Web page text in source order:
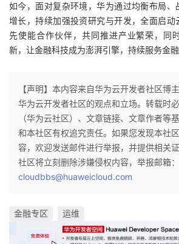
如今，面对复杂环境，华为通过均衡布局、
增长，持续加强投资研究与开发，全面启动
先使能合作伙伴，共同推进产业繁荣，同
新，让金融科技成为澎湃引擎，持续服务金融
【声明】本内容来自华为云开发者社区博
华为云开发者社区的观点和立场。转载时
（华为云社区）、文章链接、文章作者等
和本社区有权追究责任。如果您发现本社
容，欢迎发送邮件进行举报，并提供相关
社区将立刻删除涉嫌侵权内容，举报邮箱：
cloudbbs@huaweicloud.com
金融专区 运维